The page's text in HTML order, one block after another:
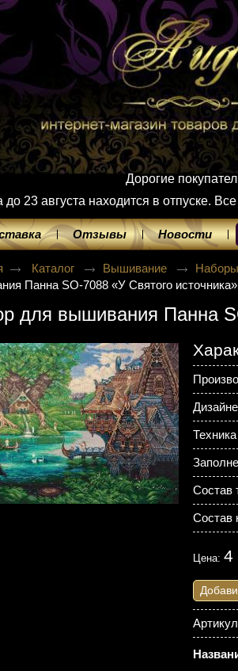
Дорогие
23 августа находится в отпуске.
Отзывы Новости
Каталог Вышивание
Панна SO-7088 «У Святого источника»
для вышивания Панна
Состав
Состав
Цена: 4